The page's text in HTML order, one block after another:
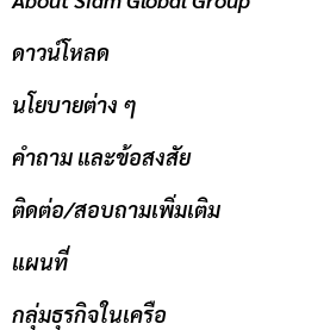
ดาวน์โหลด
นโยบายต่าง ๆ
คำถาม และข้อสงสัย
ติดต่อ/สอบถามเพิ่มเติม
แผนที่
กลุ่มธุรกิจในเครือ